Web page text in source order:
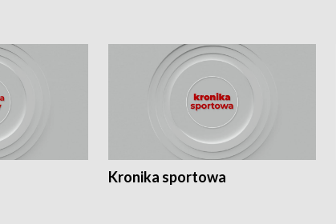
Kronika sportowa